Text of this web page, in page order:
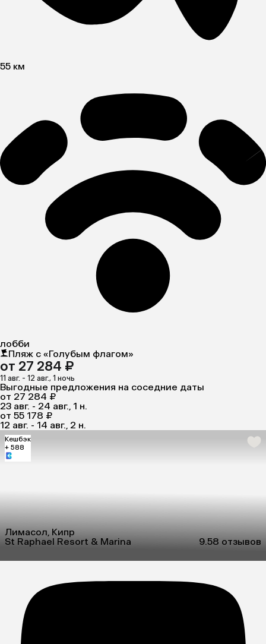
55 км
лобби
Пляж с «Голубым флагом»
от 27 284 ₽
11 авг. - 12 авг., 1 ночь
Выгодные предложения на соседние даты
от 27 284 ₽
23 авг. - 24 авг., 1 н.
от 55 178 ₽
12 авг. - 14 авг., 2 н.
Кешбэк
+ 588
Лимасол, Кипр
St Raphael Resort & Marina
9.58 отзывов